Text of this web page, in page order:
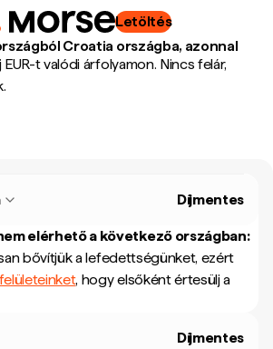
Letöltés
Croatia országba, azonnal
t valódi árfolyamon. Nincs felár,
Díjmentes
elérhető a következő országban:
bővítjük a lefedettségünket, ezért
, hogy elsőként értesülj a
Díjmentes